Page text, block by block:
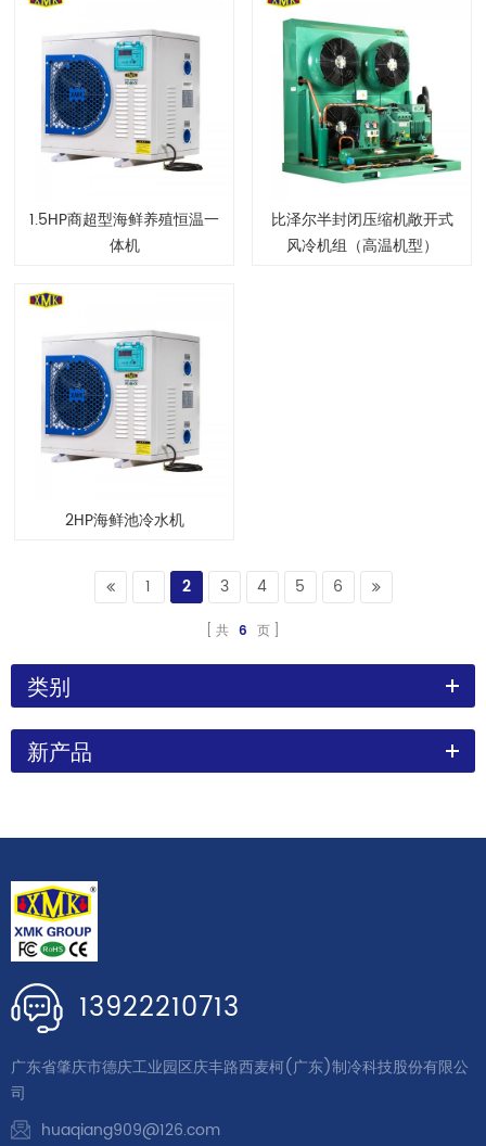
1.5HP商超型海鲜养殖恒温一
体机
比泽尔半封闭压缩机敞开式
风冷机组（高温机型）
2HP海鲜池冷水机
1 2 3 4 5 6
共 6 页
类别
新产品
13922210713
广东省肇庆市德庆工业园区庆丰路西麦柯(广东)制冷科技股份有限公
司
huaqiang909@126.com